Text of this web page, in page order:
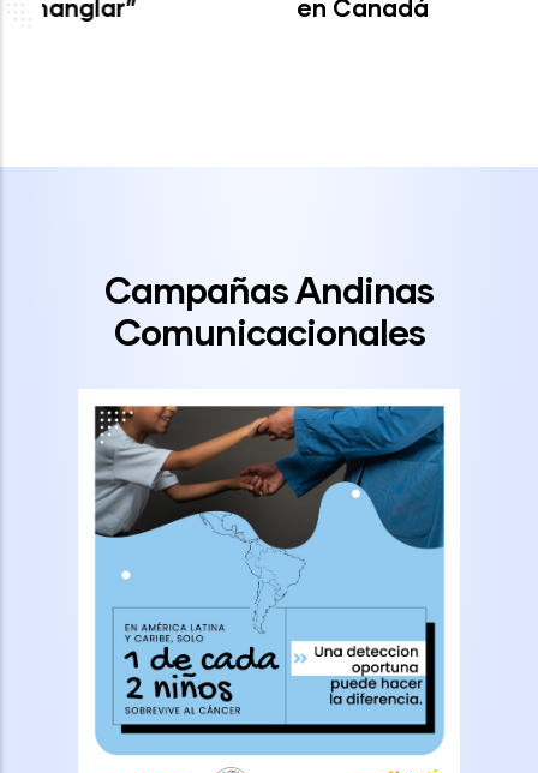
en Canadá
Campañas Andinas
Comunicacionales